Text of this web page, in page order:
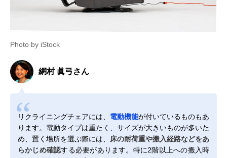
Photo by iStock
網村 眞弓さん
リクライニングチェアには、 電動機能が付いているものもあ
ります。電動タイプは重たく、サイズが大きいものが多いた
め、置く場所を選ぶ際には、 床の耐荷重や搬入経路などをあ
らかじめ確認する必要があります。特に2階以上への搬入時